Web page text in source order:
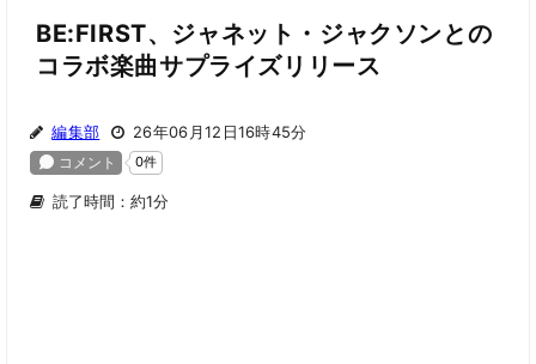
BE:FIRST、ジャネット・ジャクソンとの
コラボ楽曲サプライズリリース
編集部 26年06月12日16時45分
読了時間：約1分